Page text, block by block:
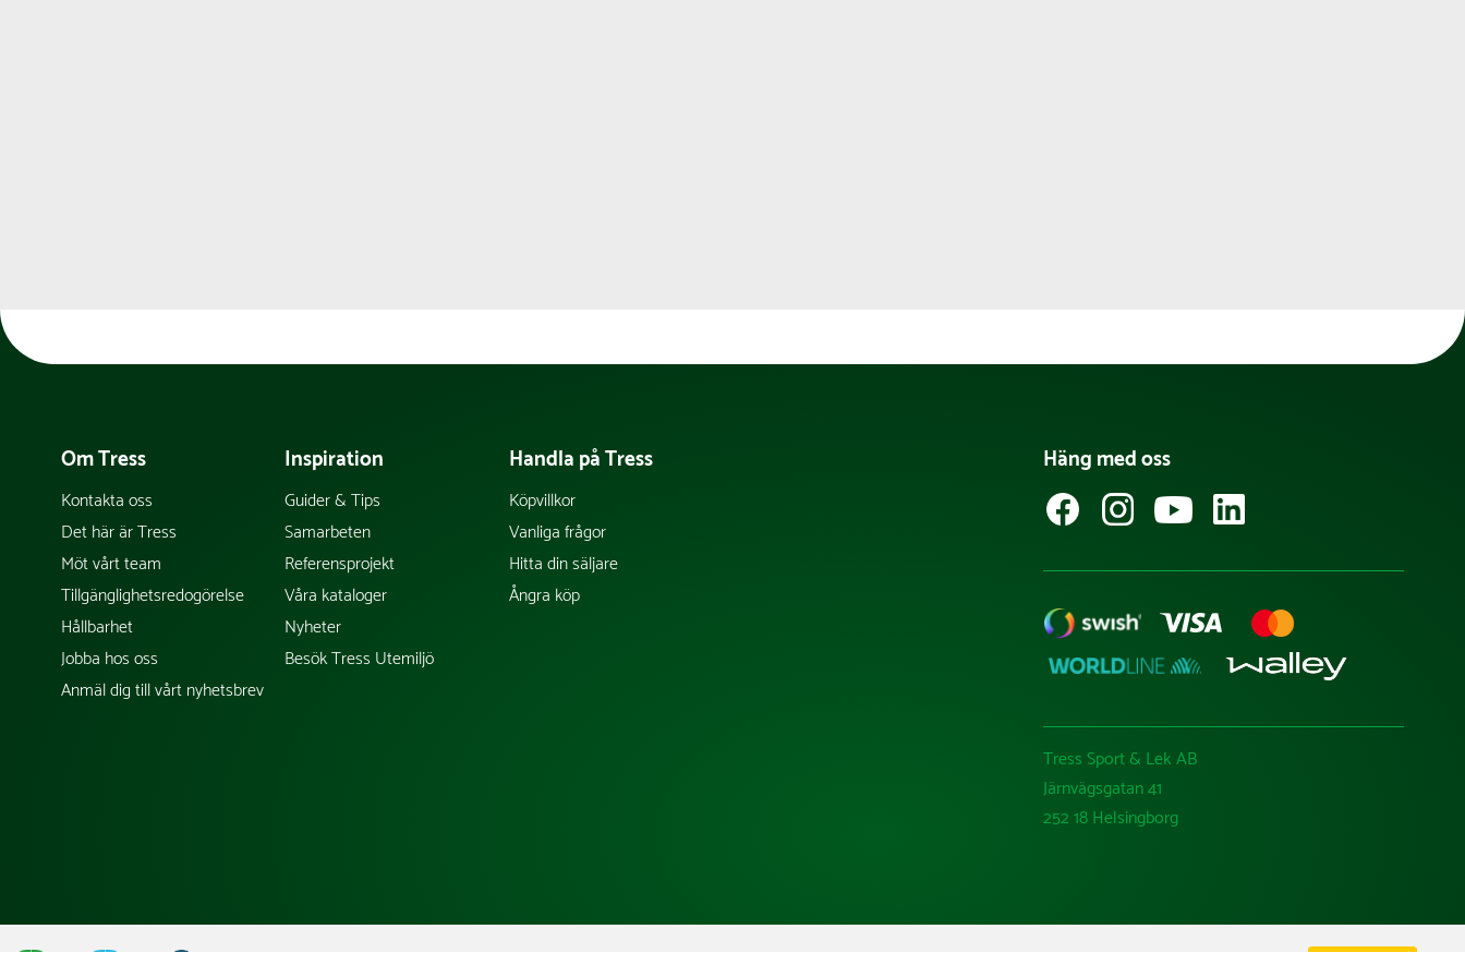
Om Tress
Kontakta oss
Det här är Tress
Möt vårt team
Tillgänglighetsredogörelse
Hållbarhet
Jobba hos oss
Anmäl dig till vårt nyhetsbrev
Inspiration
Guider & Tips
Samarbeten
Referensprojekt
Våra kataloger
Nyheter
Besök Tress Utemiljö
Handla på Tress
Köpvillkor
Vanliga frågor
Hitta din säljare
Ångra köp
Häng med oss
Tress Sport & Lek AB
Järnvägsgatan 41
252 18 Helsingborg